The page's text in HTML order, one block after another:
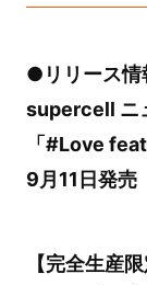
●リリース情
supercell ニ
「#Love
9月11日発売
【完全生産